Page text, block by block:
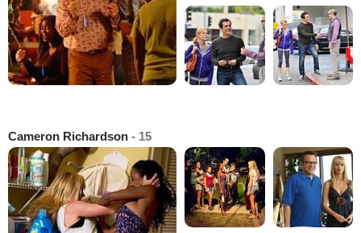
Cameron Richardson - 15